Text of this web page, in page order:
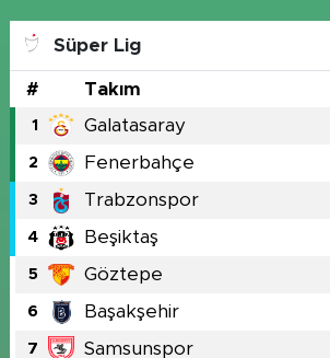
Süper Lig
# Takım
1 Galatasaray
2 Fenerbahçe
3 Trabzonspor
4 Beşiktaş
5 Göztepe
6 Başakşehir
7 Samsunspor